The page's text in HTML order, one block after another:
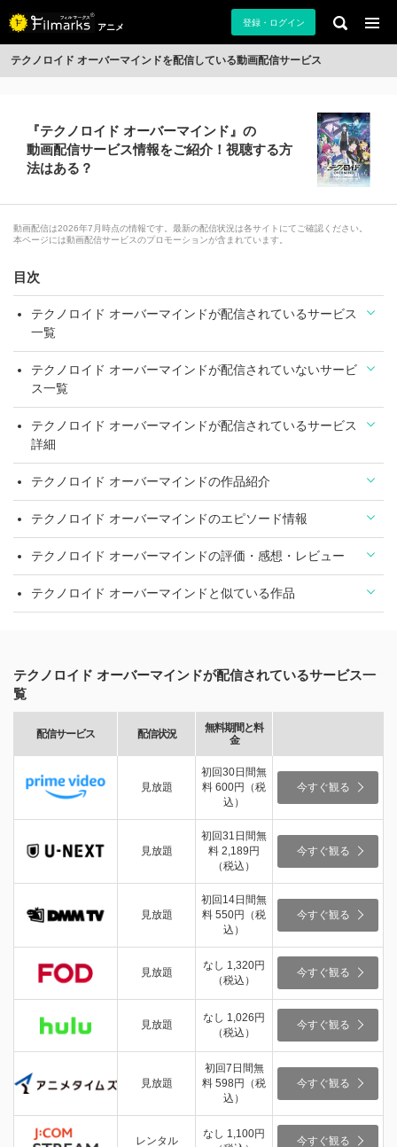
アニメ 登録・ログイン
テクノロイド オーバーマインドを配信している動画配信サービス
『テクノロイド オーバーマインド』の
動画配信サービス情報をご紹介！視聴する方
法はある？
動画配信は2026年7月時点の情報です。最新の配信状況は各サイトにてご確認ください。
本ページには動画配信サービスのプロモーションが含まれています。
目次
テクノロイド オーバーマインドが配信されているサービス
一覧
テクノロイド オーバーマインドが配信されていないサービ
ス一覧
テクノロイド オーバーマインドが配信されているサービス
詳細
テクノロイド オーバーマインドの作品紹介
テクノロイド オーバーマインドのエピソード情報
テクノロイド オーバーマインドの評価・感想・レビュー
テクノロイド オーバーマインドと似ている作品
テクノロイド オーバーマインドが配信されているサービス一
覧
配信サービス 配信状況
無料期間と料
金
見放題
初回30日間無
料 600円（税
込）
今すぐ観る
見放題
初回31日間無
料 2,189円
（税込）
今すぐ観る
見放題
初回14日間無
料 550円（税
込）
今すぐ観る
見放題
なし 1,320円
（税込）
今すぐ観る
見放題
なし 1,026円
（税込）
今すぐ観る
見放題
初回7日間無
料 598円（税
込）
今すぐ観る
レンタル
なし 1,100円
今すぐ観る